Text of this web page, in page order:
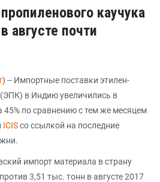
каучука
августе почти
) -- Импортные поставки этилен-
в Индию увеличились в
45% по сравнению с тем же месяцем
ICISсо ссылкой на последние
импорт материала в страну
3,51 тыс. тонн в августе 2017